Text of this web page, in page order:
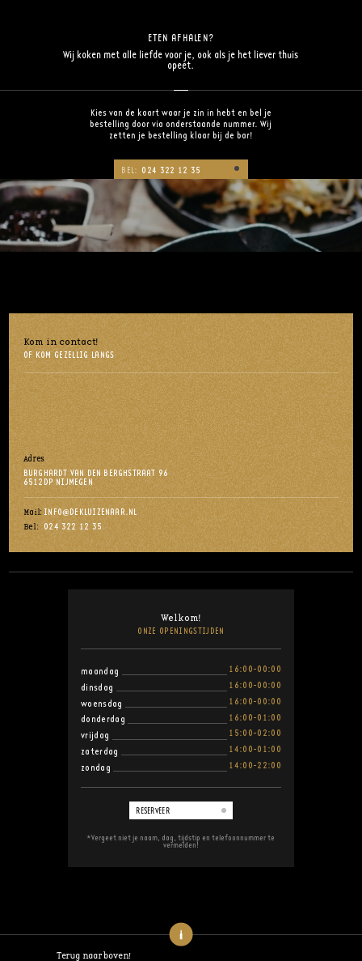
ETEN AFHALEN?
Wij koken met alle liefde voor je, ook als je het liever thuis
opeet.
Kies van de kaart waar je zin in hebt en bel je
bestelling door via onderstaande nummer. Wij
zetten je bestelling klaar bij de bar!
BEL: 024 322 12 35
Kom in contact!
OF KOM GEZELLIG LANGS
Adres
BURGHARDT VAN DEN BERGHSTRAAT 96
6512DP NIJMEGEN
Mail: INFO@DEKLUIZENAAR.NL
Bel: 024 322 12 35
Welkom!
ONZE OPENINGSTIJDEN
maandag
16:00-00:00
dinsdag
16:00-00:00
woensdag
16:00-00:00
donderdag
16:00-01:00
vrijdag
15:00-02:00
zaterdag
14:00-01:00
zondag
14:00-22:00
RESERVEER
*Vergeet niet je naam, dag, tijdstip en telefoonnummer te
vermelden!
Terug naar boven!